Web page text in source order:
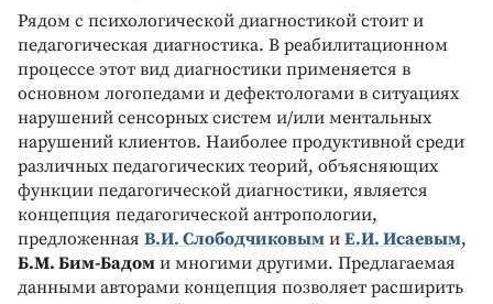
Рядом с психологической диагностикой стоит и
педагогическая диагностика. В реабилитационном
процессе этот вид диагностики применяется в
основном логопедами и дефектологами в ситуациях
нарушений сенсорных систем и/или ментальных
нарушений клиентов. Наиболее продуктивной среди
различных педагогических теорий, объясняющих
функции педагогической диагностики, является
концепция педагогической антропологии,
предложенная В.И. Слободчиковым и Е.И. Исаевым,
Б.М. Бим-Бадом и многими другими. Предлагаемая
данными авторами концепция позволяет расширить